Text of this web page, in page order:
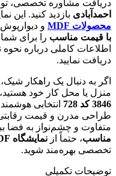
دریافت مشاوره تخصصی،
احمدآبادی بازدید کنید. این
محصولات MDF
و
با قیمت مناسب را برای
اطلاعات کاملی درباره
دریافت نمایید.
اگر به دنبال یک راهکار
منزل یا محل کار خود هستید،
3846 کد 728
انتخابی
طراحی مدرن و قیمت
متفاوت و چشم‌نواز به فضا
مناسب، حتماً از نمایشگاه MDF احمدآبادی
تخصصی بهره‌مند شوید.
توضیحات تکمیلی